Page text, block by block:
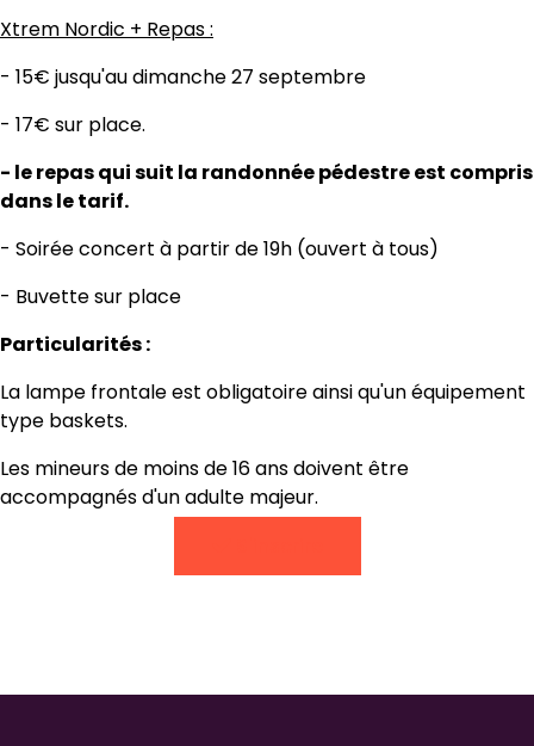
Xtrem Nordic + Repas :
- 15€ jusqu'au dimanche 27 septembre
- 17€ sur place.
- le repas qui suit la randonnée pédestre est compris
dans le tarif.
- Soirée concert à partir de 19h (ouvert à tous)
- Buvette sur place
Particularités :
La lampe frontale est obligatoire ainsi qu'un équipement
type baskets.
Les mineurs de moins de 16 ans doivent être
accompagnés d'un adulte majeur.